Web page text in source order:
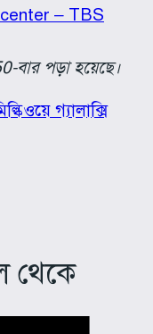
– TBS
বার পড়া হয়েছে।
গ্যালাক্সি
থেকে